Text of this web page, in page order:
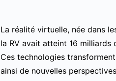
La réalité virtuelle, née dans
la RV avait atteint 16 milliards
Ces technologies
ainsi de nouvelles